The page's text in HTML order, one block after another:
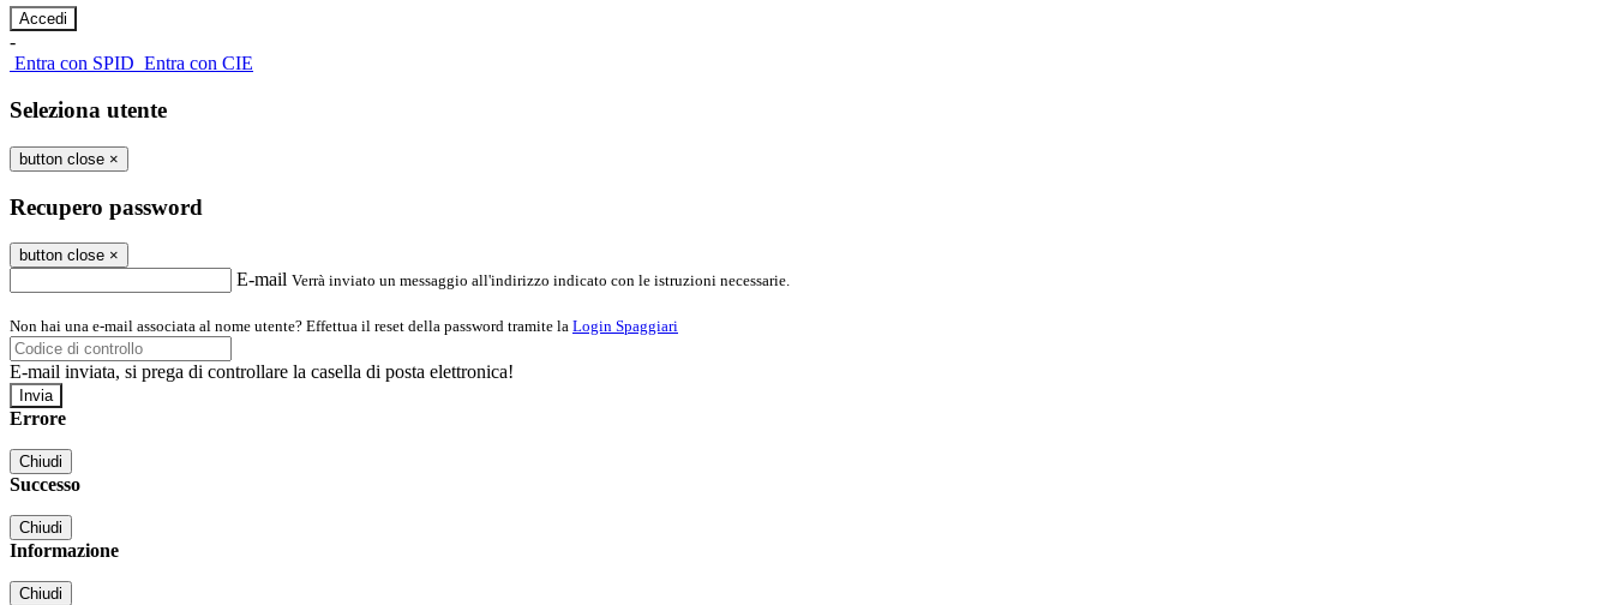
-
Entra con SPID Entra con CIE
Seleziona utente
button close ×
Recupero password
button close ×
E-mail Verrà inviato un messaggio all'indirizzo indicato con le istruzioni necessarie.
Non hai una e-mail associata al nome utente? Effettua il reset della password tramite la Login Spaggiari
E-mail inviata, si prega di controllare la casella di posta elettronica!
Errore
Chiudi
Successo
Chiudi
Informazione
Chiudi